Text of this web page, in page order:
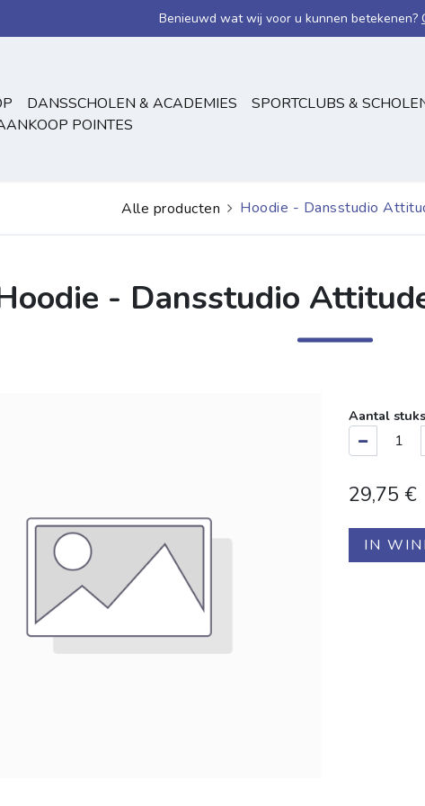
Benieuwd wat wij voor u kunnen betekenen?
DANSSCHOLEN & ACADEMIES
SPORTCLUBS &
POINTES
Alle producten Hoodie - Dansstudio
- Dansstudio
Aantal stuks
29,75 €
IN